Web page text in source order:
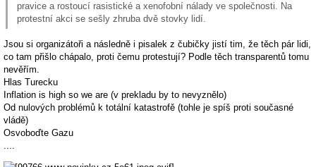
pravice a rostoucí rasistické a xenofobní nálady ve společnosti. Na
protestní akci se sešly zhruba dvě stovky lidí.
Jsou si organizátoři a následně i pisalek z čubičky jistí tim, že těch pár lidi,
co tam přišlo chápalo, proti čemu protestují? Podle těch transparentů tomu
nevěřím.
Hlas Turecku
Inflation is high so we are (v prekladu by to nevyznělo)
Od nulových problémů k totální katastrofě (tohle je spíš proti současné
vládě)
Osvoboďte Gazu
....